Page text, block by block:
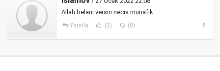
Allah belani versin necis munafik
Yanıtla (2) (0)